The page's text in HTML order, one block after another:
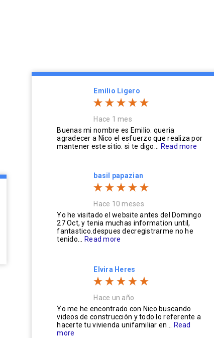
Emilio Ligero
Hace 1 mes
Buenas mi nombre es Emilio. queria
agradecer a Nico el esfuerzo que realiza por
mantener este sitio. si te digo... Read more
basil papazian
Hace 10 meses
Yo he visitado el website antes del Domingo
27 Oct, y tenia muchas information until,
fantastico.despues decregistrarme no he
tenido... Read more
Elvira Heres
Hace un año
Yo me he encontrado con Nico buscando
videos de construcción y todo lo referente a
hacerte tu vivienda unifamiliar en... Read
more